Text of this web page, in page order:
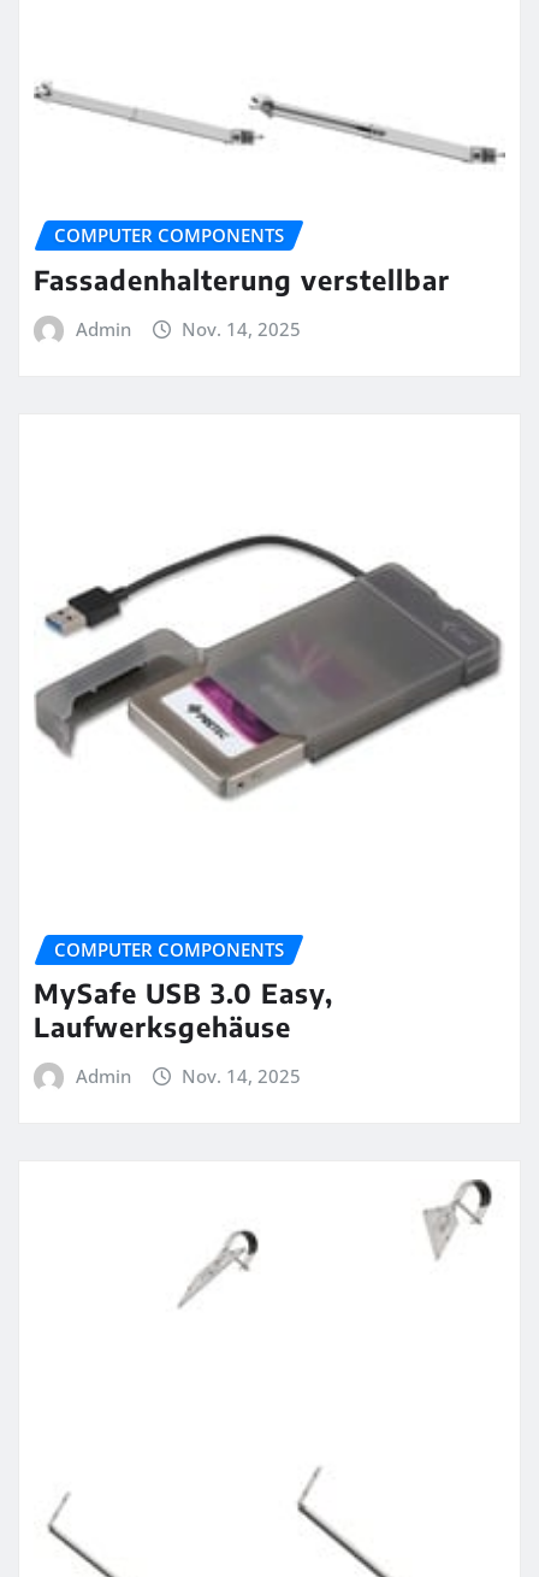
COMPUTER COMPONENTS
Fassadenhalterung verstellbar
Admin Nov. 14, 2025
COMPUTER COMPONENTS
MySafe USB 3.0 Easy,
Laufwerksgehäuse
Admin Nov. 14, 2025